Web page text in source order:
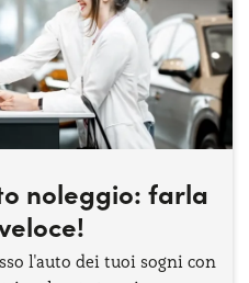
noleggio: farla
l'auto dei tuoi sogni con